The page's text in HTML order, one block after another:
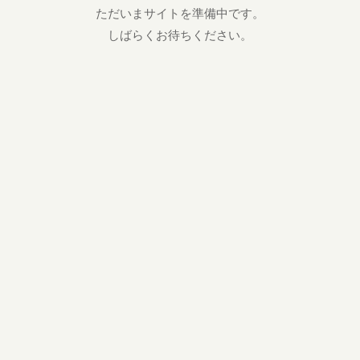
ただいまサイトを準備中です。
しばらくお待ちください。